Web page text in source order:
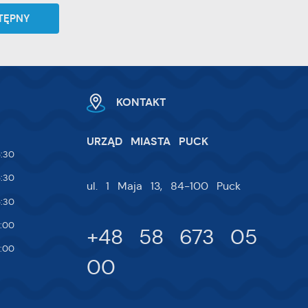
KONTAKT
URZĄD MIASTA PUCK
ul. 1 Maja 13, 84-100 Puck
+48 58 673 05
00
i